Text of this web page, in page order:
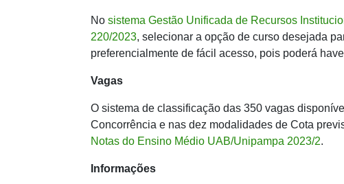
No sistema Gestão Unificada de Recursos
220/2023, selecionar a opção de curso desejada
preferencialmente de fácil acesso, pois poderá
Vagas
O sistema de classificação das 350 vagas
Concorrência e nas dez modalidades de Cota
Notas do Ensino Médio UAB/Unipampa 2023/2.
Informações